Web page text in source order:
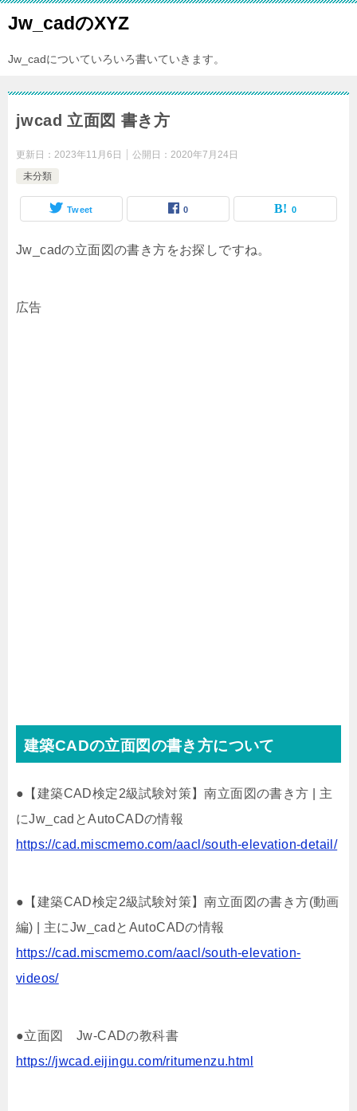
Jw_cadのXYZ
Jw_cadについていろいろ書いていきます。
jwcad 立面図 書き方
更新日： 2023年11月6日 公開日： 2020年7月24日
未分類
Tweet 0 0
Jw_cadの立面図の書き方をお探しですね。
広告
建築CADの立面図の書き方について
●【建築CAD検定2級試験対策】南立面図の書き方 | 主
にJw_cadとAutoCADの情報
https://cad.miscmemo.com/aacl/south-elevation-detail/
●【建築CAD検定2級試験対策】南立面図の書き方(動画
編) | 主にJw_cadとAutoCADの情報
https://cad.miscmemo.com/aacl/south-elevation-
videos/
●立面図 Jw-CADの教科書
https://jwcad.eijingu.com/ritumenzu.html